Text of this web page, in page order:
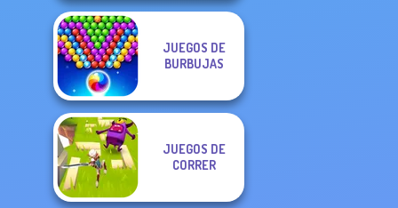
JUEGOS DE
BURBUJAS
JUEGOS DE
CORRER